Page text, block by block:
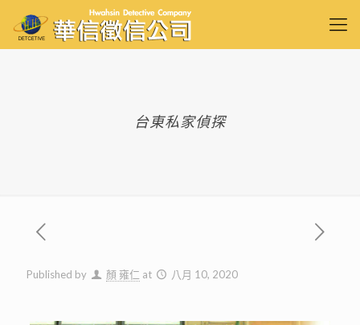
台東私家偵探
Published by 顏 雍仁 at 八月 10, 2020